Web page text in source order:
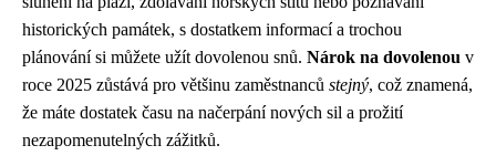
historických památek, s dostatkem informací a trochou
plánování si můžete užít dovolenou snů. Nárok na dovolenou v
roce 2025 zůstává pro většinu zaměstnanců stejný, což znamená,
že máte dostatek času na načerpání nových sil a prožití
nezapomenutelných zážitků.